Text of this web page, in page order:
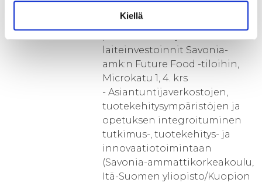
Kiellä
- Tuotetestauslaboratorion
laiteinvestoinnit Savonia-
amk:n Future Food -tiloihin,
Microkatu 1, 4. krs
- Asiantuntijaverkostojen,
tuotekehitysympäristöjen ja
opetuksen integroituminen
tutkimus-, tuotekehitys- ja
innovaatiotoimintaan
(Savonia-ammattikorkeakoulu,
Itä-Suomen yliopisto/Kuopion